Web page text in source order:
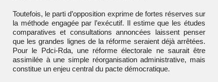
Toutefois, le parti d’opposition exprime de fortes réserves sur
la méthode engagée par l’exécutif. Il estime que les études
comparatives et consultations annoncées laissent penser
que les grandes lignes de la réforme seraient déjà arrêtées.
Pour le Pdci-Rda, une réforme électorale ne saurait être
assimilée à une simple réorganisation administrative, mais
constitue un enjeu central du pacte démocratique.